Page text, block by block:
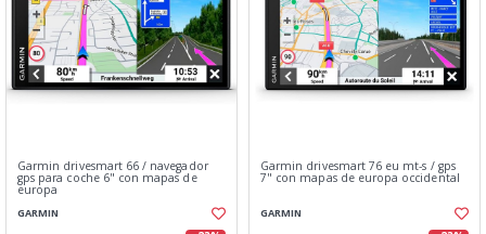
Garmin drivesmart 66 / navegador
gps para coche 6" con mapas de
europa
GARMIN
Garmin drivesmart 76 eu mt-s / gps
7" con mapas de europa occidental
GARMIN